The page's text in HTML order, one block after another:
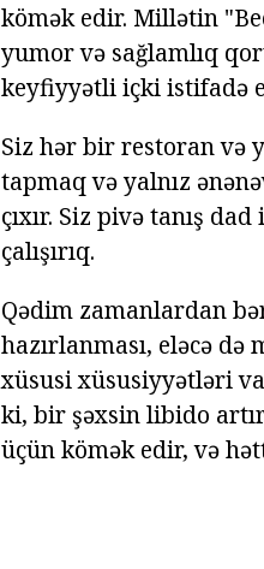
kömək edir. Millətin
yumor və sağlamlıq
keyfiyyətli içki istifadə
Siz hər bir restoran və
tapmaq və yalnız
çıxır. Siz pivə tanış
çalışırıq.
Qədim zamanlardan
hazırlanması, eləcə
xüsusi xüsusiyyətləri
ki, bir şəxsin libido
üçün kömək edir, və